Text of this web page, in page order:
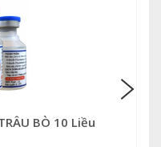
BÒ 10 Liều